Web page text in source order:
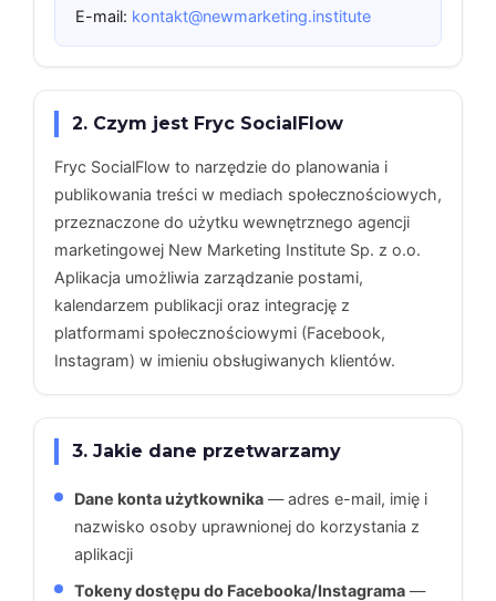
E-mail: kontakt@newmarketing.institute
2. Czym jest Fryc SocialFlow
Fryc SocialFlow to narzędzie do planowania i
publikowania treści w mediach społecznościowych,
przeznaczone do użytku wewnętrznego agencji
marketingowej New Marketing Institute Sp. z o.o.
Aplikacja umożliwia zarządzanie postami,
kalendarzem publikacji oraz integrację z
platformami społecznościowymi (Facebook,
Instagram) w imieniu obsługiwanych klientów.
3. Jakie dane przetwarzamy
Dane konta użytkownika — adres e-mail, imię i
nazwisko osoby uprawnionej do korzystania z
aplikacji
Tokeny dostępu do Facebooka/Instagrama —